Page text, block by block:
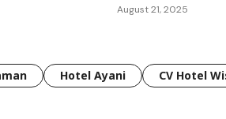
August 21, 2025
Hotel Ayani CV Hotel